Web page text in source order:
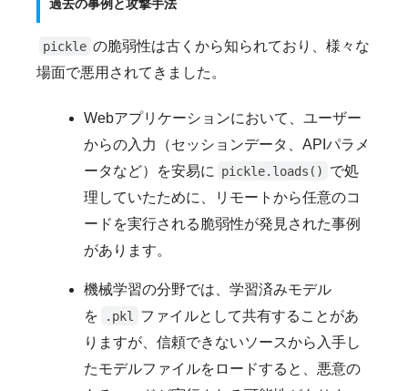
過去の事例と攻撃手法
pickle の脆弱性は古くから知られており、様々な
場面で悪用されてきました。
Webアプリケーションにおいて、ユーザー
からの入力（セッションデータ、APIパラメ
ータなど）を安易に
pickle.loads()
で処
理していたために、リモートから任意のコ
ードを実行される脆弱性が発見された事例
があります。
機械学習の分野では、学習済みモデル
を
.pkl
ファイルとして共有することがあ
りますが、信頼できないソースから入手し
たモデルファイルをロードすると、悪意の